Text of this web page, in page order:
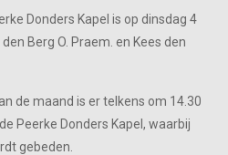
Donders Kapel is op dinsdag 4
Berg O. Praem. en Kees den
de maand is er telkens om 14.30
Peerke Donders Kapel, waarbij
gebeden.